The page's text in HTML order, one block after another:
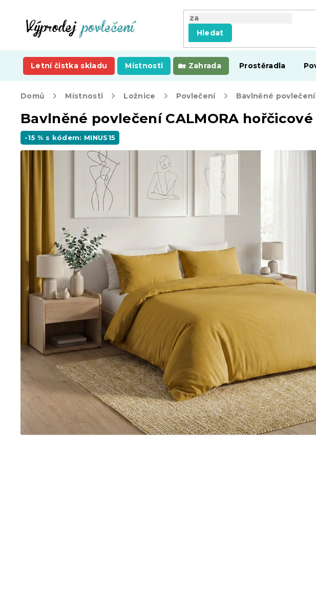
Hledat
Letní čistka skladu Místnosti Zahrada Prostěradla
Domů Místnosti Ložnice Povlečení Bavlněné povlečení
Bavlněné povlečení CALMORA hořčicové
-15 % s kódem: MINUS15